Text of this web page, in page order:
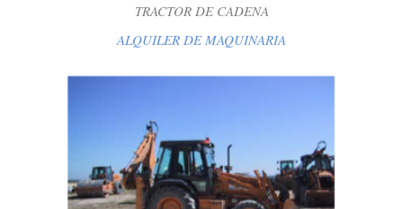
TRACTOR DE CADENA
ALQUILER DE MAQUINARIA
RETRO EXCAVADORA